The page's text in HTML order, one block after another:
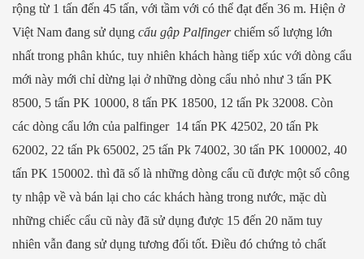
rộng từ 1 tấn đến 45 tấn, với tầm với có thể đạt đến 36 m. Hiện ở
Việt Nam đang sử dụng cẩu gập Palfingerchiếm số lượng lớn
nhất trong phân khúc, tuy nhiên khách hàng tiếp xúc với dòng cẩu
mới này mới chỉ dừng lại ở những dòng cẩu nhỏ như 3 tấn PK
8500, 5 tấn PK 10000, 8 tấn PK 18500, 12 tấn Pk 32008. Còn
các dòng cẩu lớn của palfinger 14 tấn PK 42502, 20 tấn Pk
62002, 22 tấn Pk 65002, 25 tấn Pk 74002, 30 tấn PK 100002, 40
tấn PK 150002. thì đã số là những dòng cẩu cũ được một số công
ty nhập về và bán lại cho các khách hàng trong nước, mặc dù
những chiếc cẩu cũ này đã sử dụng được 15 đến 20 năm tuy
nhiên vẫn đang sử dụng tương đối tốt. Điều đó chứng tỏ chất